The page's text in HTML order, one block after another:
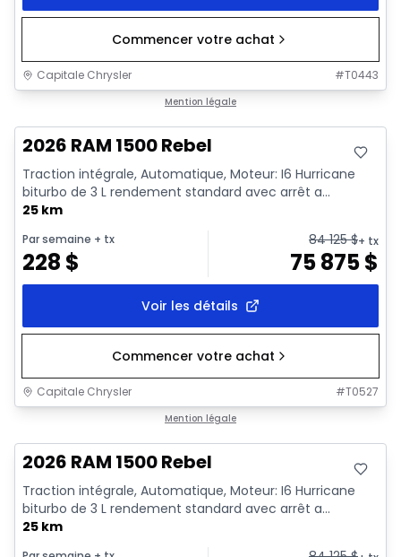
Commencer votre achat
Capitale Chrysler #T0443
Mention légale
2026 RAM 1500 Rebel
Traction intégrale, Automatique, Moteur: I6 Hurricane
biturbo de 3 L rendement standard avec arrêt a...
25 km
Par semaine + tx
228 $
84 125$+ tx
75 875$
Voir les détails
Commencer votre achat
Capitale Chrysler #T0527
Mention légale
2026 RAM 1500 Rebel
Traction intégrale, Automatique, Moteur: I6 Hurricane
biturbo de 3 L rendement standard avec arrêt a...
25 km